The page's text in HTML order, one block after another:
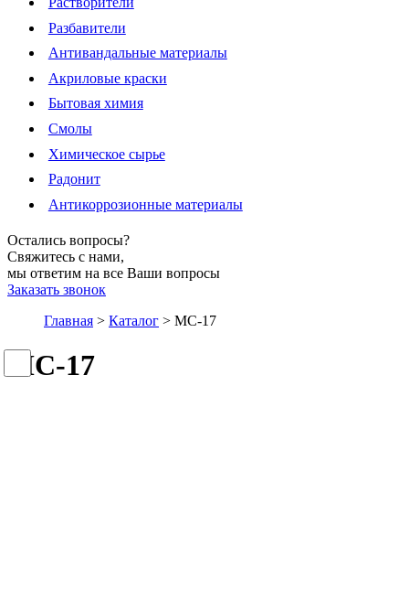
Разбавители
Антивандальные материалы
Акриловые краски
Бытовая химия
Смолы
Химическое сырье
Радонит
Антикоррозионные материалы
Остались вопросы?
Свяжитесь с нами,
мы ответим на все Ваши вопросы
Заказать звонок
Главная > Каталог > МС-17
МС-17